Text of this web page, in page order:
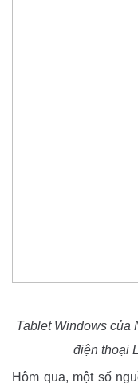
Tablet Windows của
điện thoại
Hôm qua, một số